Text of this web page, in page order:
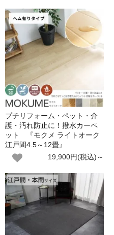
プチリフォーム・ペット・介
護・汚れ防止に！撥水カーペ
ット 『モクメ ライトオーク
江戸間4.5～12畳』
19,900円(税込)～